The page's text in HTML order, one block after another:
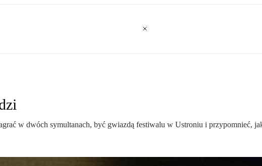
w dwóch symultanach, być gwiazdą festiwalu w Ustroniu i przypomnieć,